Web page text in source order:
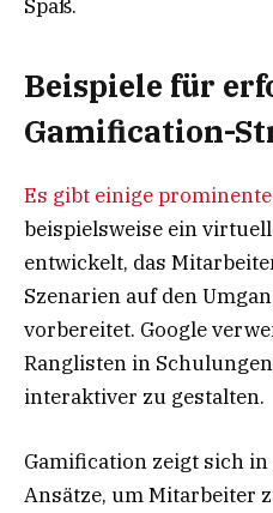
Spaß.
Beispiele für
Gamification-
Es gibt einige
beispielsweise ein
entwickelt, das
Szenarien auf den
vorbereitet. Google
Ranglisten in
interaktiver zu gestalten.
Gamification zeigt sich
Ansätze, um Mitarbeiter